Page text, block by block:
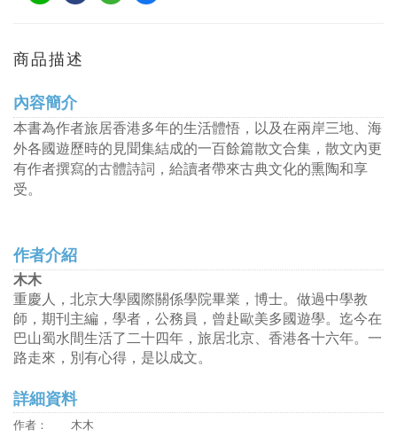
商品描述
內容簡介
本書為作者旅居香港多年的生活體悟，以及在兩岸三地、海
外各國遊歷時的見聞集結成的一百餘篇散文合集，散文內更
有作者撰寫的古體詩詞，給讀者帶來古典文化的熏陶和享
受。
作者介紹
木木
重慶人，北京大學國際關係學院畢業，博士。做過中學教
師，期刊主編，學者，公務員，曾赴歐美多國遊學。迄今在
巴山蜀水間生活了二十四年，旅居北京、香港各十六年。一
路走來，別有心得，是以成文。
詳細資料
作者： 木木